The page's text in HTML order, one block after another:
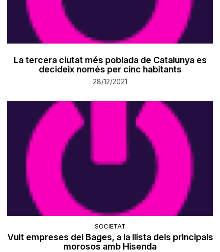
La tercera ciutat més poblada de Catalunya es
decideix només per cinc habitants
28/12/2021
SOCIETAT
Vuit empreses del Bages, a la llista dels principals
morosos amb Hisenda